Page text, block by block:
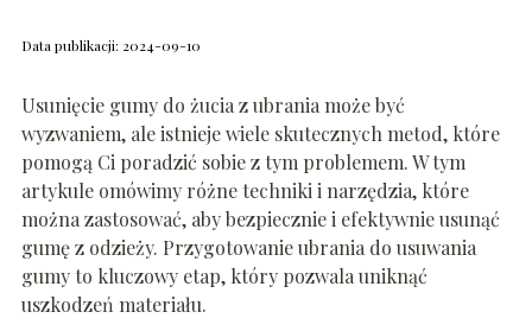
Data publikacji: 2024-09-10
Usunięcie gumy do żucia z ubrania może być
wyzwaniem, ale istnieje wiele skutecznych metod, które
pomogą Ci poradzić sobie z tym problemem. W tym
artykule omówimy różne techniki i narzędzia, które
można zastosować, aby bezpiecznie i efektywnie usunąć
gumę z odzieży. Przygotowanie ubrania do usuwania
gumy to kluczowy etap, który pozwala uniknąć
uszkodzeń materiału.